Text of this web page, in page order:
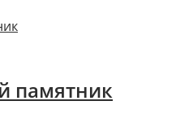
памятник